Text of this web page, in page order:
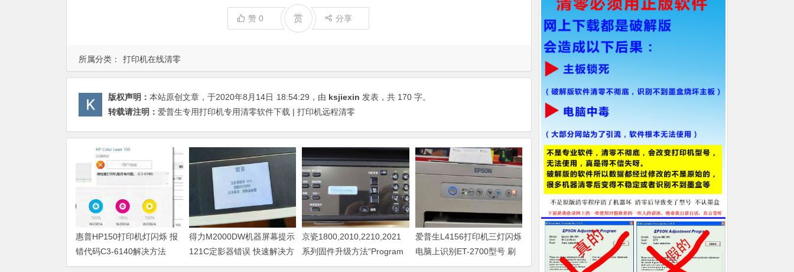
所属分类： 打印机在线清零
赞 0 赏 分享
版权声明： 本站原创文章，于2020年8月14日 18:54:29 ，由 ksjiexin 发表，共 170 字。
转载请注明： 爱普生专用打印机专用清零软件下载 | 打印机远程清零
惠普HP150打印机灯闪烁 报
错代码C3-6140解决方法
得力M2000DW机器屏幕提示
121C定影器错误 快速解决方
法
京瓷1800,2010,2210,2021
系列固件升级方法“Program
Loading或者卡LOGO
爱普生L4156打印机三灯闪烁
电脑上识别ET-2700型号 刷
固件快速解决问题